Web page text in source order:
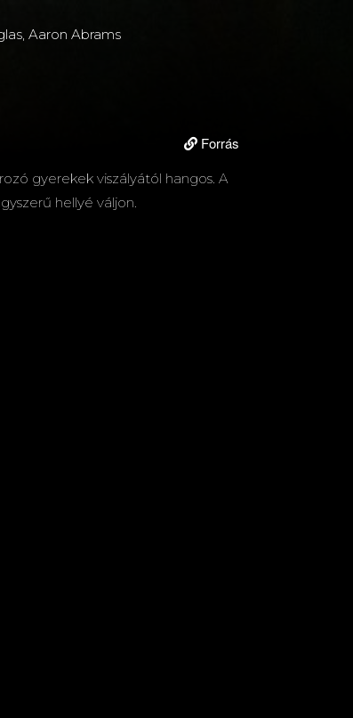
Aaron Abrams
Forrás
gyerekek viszályától hangos. A
hellyé váljon.